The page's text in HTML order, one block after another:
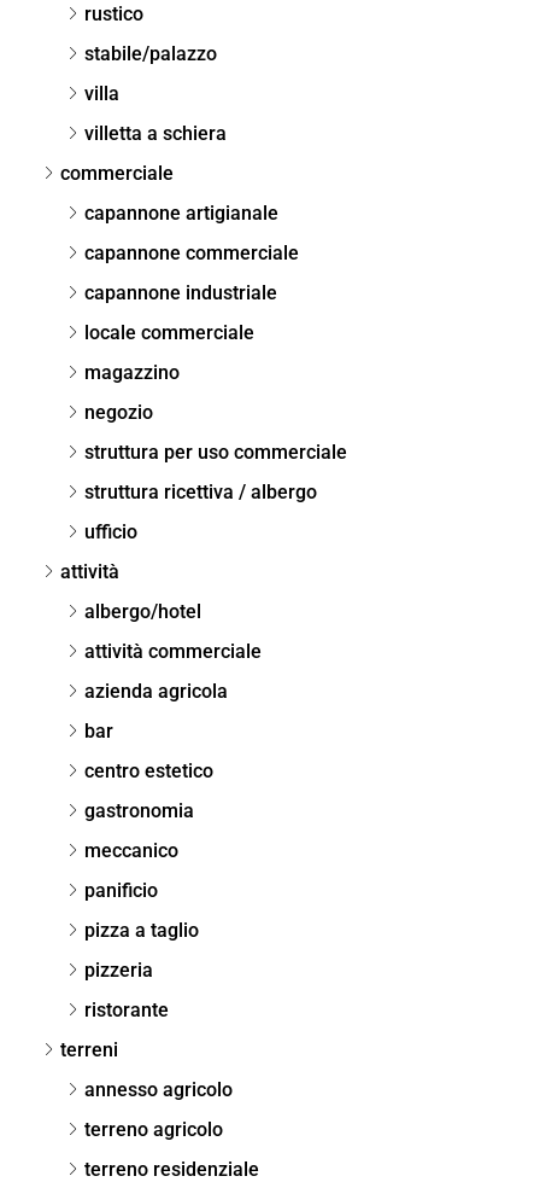
rustico
stabile/palazzo
villa
villetta a schiera
commerciale
capannone artigianale
capannone commerciale
capannone industriale
locale commerciale
magazzino
negozio
struttura per uso commerciale
struttura ricettiva / albergo
ufficio
attività
albergo/hotel
attività commerciale
azienda agricola
bar
centro estetico
gastronomia
meccanico
panificio
pizza a taglio
pizzeria
ristorante
terreni
annesso agricolo
terreno agricolo
terreno residenziale